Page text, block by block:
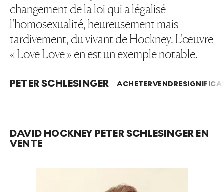
changement de la loi qui a légalisé
l'homosexualité, heureusement mais
tardivement, du vivant de Hockney. L'œuvre
« Love Love » en est un exemple notable.
PETER SCHLESINGER ACHETERVENDRE
DAVID HOCKNEY PETER SCHLESINGER EN
VENTE